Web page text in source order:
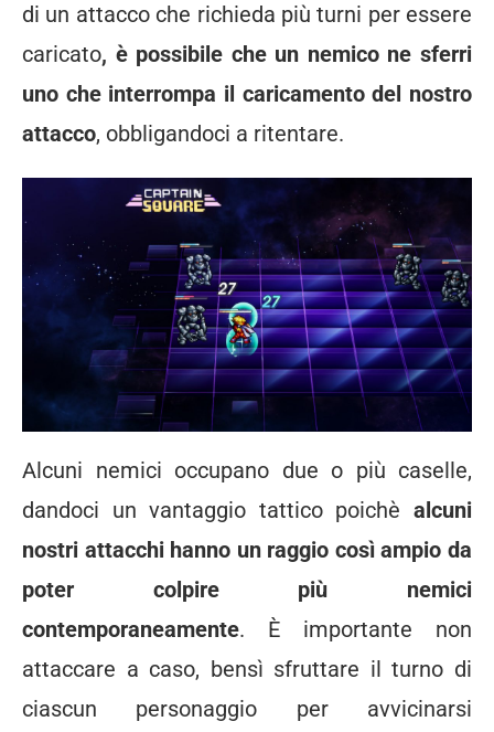
di un attacco che richieda più turni per essere
caricato, è possibile che un nemico ne sferri
uno che interrompa il caricamento del nostro
attacco, obbligandoci a ritentare.
Alcuni nemici occupano due o più caselle,
dandoci un vantaggio tattico poichè alcuni
nostri attacchi hanno un raggio così ampio da
poter colpire più nemici
contemporaneamente. È importante non
attaccare a caso, bensì sfruttare il turno di
ciascun personaggio per avvicinarsi